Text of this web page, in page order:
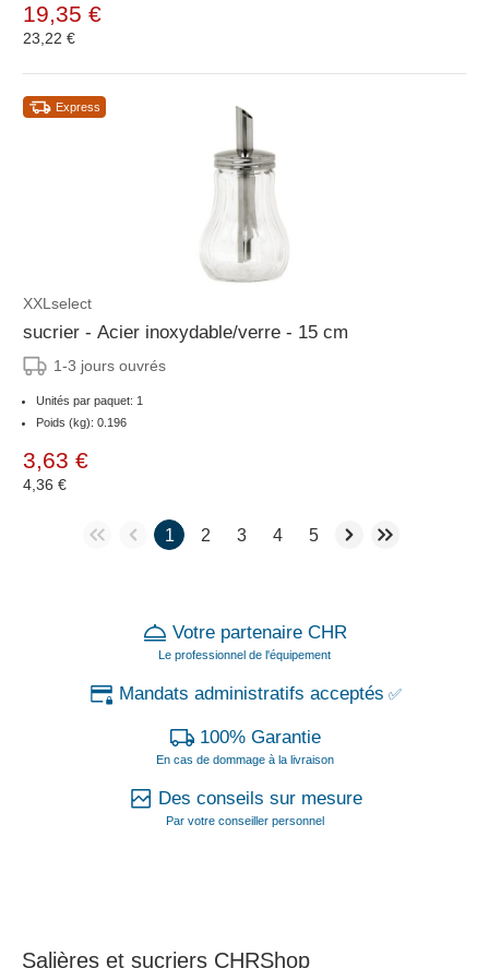
19,35 €
23,22 €
Express
XXLselect
sucrier - Acier inoxydable/verre - 15 cm
1-3 jours ouvrés
Unités par paquet: 1
Poids (kg): 0.196
3,63 €
4,36 €
1 2 3 4 5
Votre partenaire CHR
Le professionnel de l'équipement
Mandats administratifs acceptés ✅
100% Garantie
En cas de dommage à la livraison
Des conseils sur mesure
Par votre conseiller personnel
Salières et sucriers CHRShop